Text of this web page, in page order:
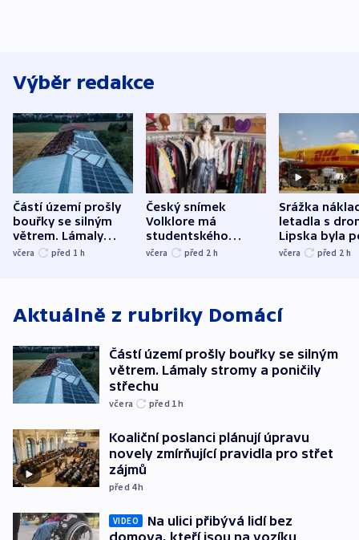
Výběr redakce
Částí území prošly
bouřky se silným
větrem. Lámaly
stromy a poničily
včera před 1 h
Český snímek
Volklore má
studentského
Oscara, zabojuje o
včera před 2 h
Srážka
letadla s
Lipska byla
německého
včera před 2 h
Aktuálně z rubriky Domácí
Částí území prošly bouřky se silným
větrem. Lámaly stromy a poničily
střechu
včera před 1h
Koaliční poslanci plánují úpravu
novely zmírňující pravidla pro střet
zájmů
před 4h
VIDEO
Na ulici přibývá lidí bez